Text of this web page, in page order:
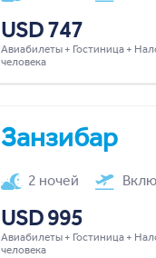
USD 747
Авиабилеты + Гостиница +
человека
Занзибар
2 ночей
USD 995
Авиабилеты + Гостиница +
человека